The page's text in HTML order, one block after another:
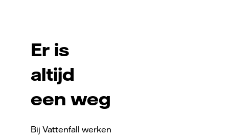
Er is
altijd
een weg
Bij Vattenfall werken